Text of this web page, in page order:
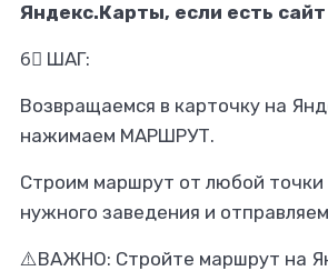
Яндекс.Карты, если есть
­6⃣ ШАГ:
Возвращаемся в карточку на
нажимаем МАРШРУТ.
Строим маршрут от любой
нужного заведения и
⚠️ВАЖНО: Стройте маршрут на